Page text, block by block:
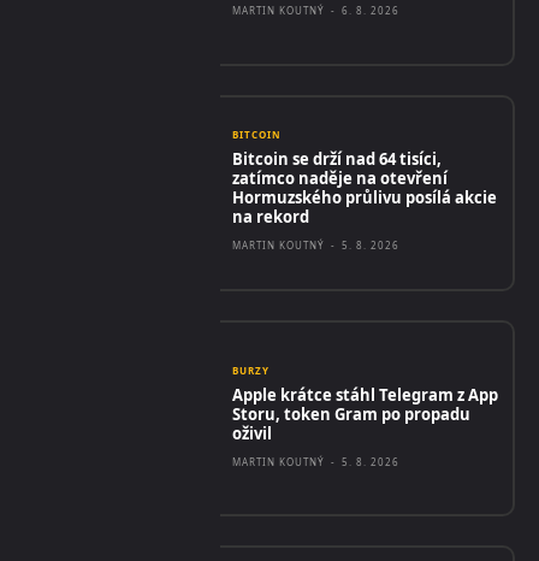
MARTIN KOUTNÝ - 6. 8. 2026
BITCOIN
Bitcoin se drží nad 64 tisíci,
zatímco naděje na otevření
Hormuzského průlivu posílá akcie
na rekord
MARTIN KOUTNÝ - 5. 8. 2026
BURZY
Apple krátce stáhl Telegram z App
Storu, token Gram po propadu
oživil
MARTIN KOUTNÝ - 5. 8. 2026